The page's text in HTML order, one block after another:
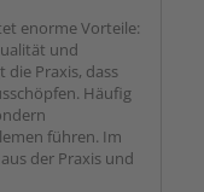
enorme Vorteile:
und
die Praxis, dass
Häufig
führen. Im
der Praxis und